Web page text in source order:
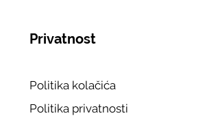
Privatnost
Politika kolačića
Politika privatnosti